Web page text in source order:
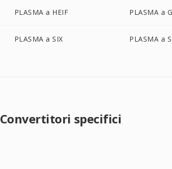
PLASMA a HEIF PLASMA a
PLASMA a SIX PLASMA a
Convertitori specifici